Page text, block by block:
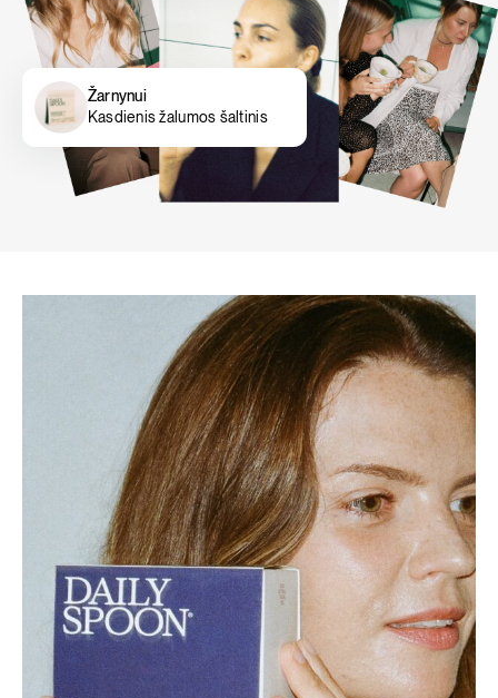
Žarnynui
Kasdienis žalumos šaltinis